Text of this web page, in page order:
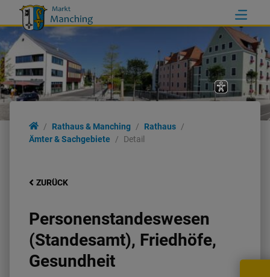
Rathaus & Manching
Rathaus
Ämter & Sachgebiete
Detail
ZURÜCK
Personenstandeswesen
(Standesamt), Friedhöfe,
Gesundheit